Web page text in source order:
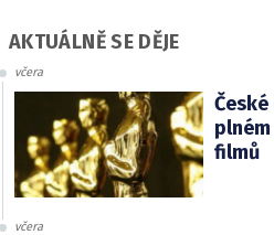
AKTUÁLNĚ SE DĚJE
včera
filmů
včera